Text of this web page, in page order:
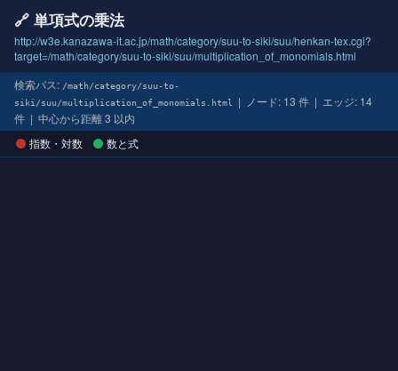
🔗 単項式の乗法
http://w3e.kanazawa-it.ac.jp/math/category/suu-to-siki/suu/henkan-tex.cgi?
target=/math/category/suu-to-siki/suu/multiplication_of_monomials.html
検索パス: /math/category/suu-to-
siki/suu/multiplication_of_monomials.html
| ノード: 13 件 | エッジ: 14
件 | 中心から距離 3 以内
指数・対数 数と式